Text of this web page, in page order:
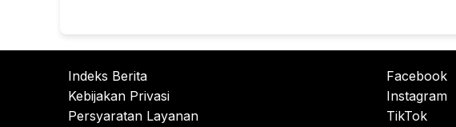
Indeks Berita
Kebijakan Privasi
Persyaratan Layanan
Facebook
Instagram
TikTok